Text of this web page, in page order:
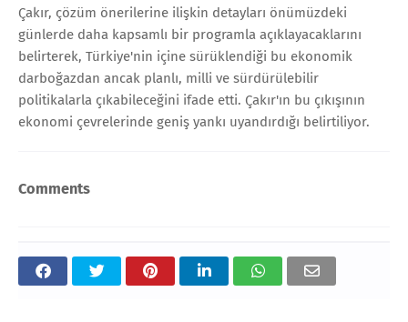
Çakır, çözüm önerilerine ilişkin detayları önümüzdeki
günlerde daha kapsamlı bir programla açıklayacaklarını
belirterek, Türkiye'nin içine sürüklendiği bu ekonomik
darboğazdan ancak planlı, milli ve sürdürülebilir
politikalarla çıkabileceğini ifade etti. Çakır'ın bu çıkışının
ekonomi çevrelerinde geniş yankı uyandırdığı belirtiliyor.
Comments